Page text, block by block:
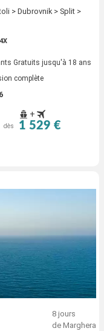
> Dubrovnik > Split >
Gratuits jusqu'à 18 ans
complète
+
dès 1 529 €
8 jours
de Marghera